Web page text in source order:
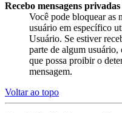
Recebo mensagens
Você pode bloquear as
usuário em específico
Usuário. Se estiver
parte de algum
que possa proibir o
mensagem.
Voltar ao topo